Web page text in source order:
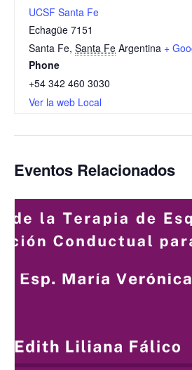
UCSF Santa Fe
Echagüe 7151
Santa Fe, Santa Fe Argentina +
Phone
+54 342 460 3030
Ver la web Local
Eventos Relacionados